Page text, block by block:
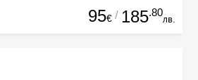
95€ / 185.80
лв.